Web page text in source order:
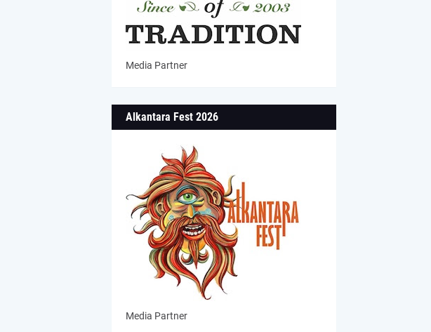
Media Partner
Alkantara Fest 2026
Media Partner